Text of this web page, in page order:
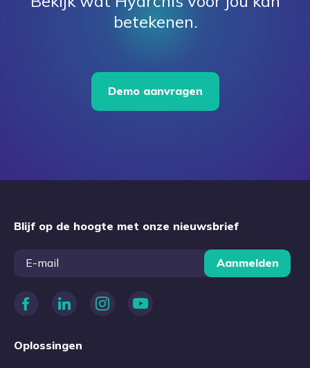
betekenen.
Demo aanvragen
Oplossingen
Blijf op de hoogte met onze nieuwsbrief
Aanmelden